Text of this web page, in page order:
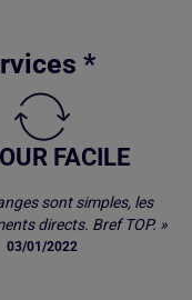
*
FACILE
sont simples, les
directs. Bref TOP. »
03/01/2022